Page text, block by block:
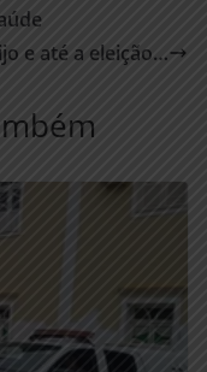
e até a eleição…